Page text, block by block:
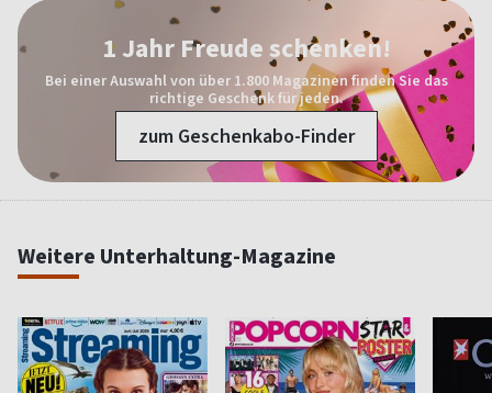
1 Jahr Freude schenken!
Bei einer Auswahl von über 1.800 Magazinen finden Sie das
richtige Geschenk für jeden.
zum Geschenkabo-Finder
Weitere Unterhaltung-Magazine